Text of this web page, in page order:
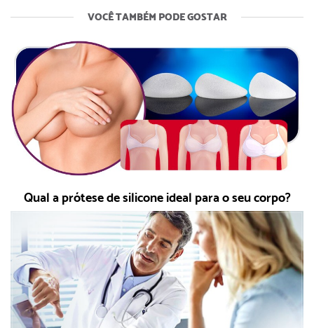
VOCÊ TAMBÉM PODE GOSTAR
Qual a prótese de silicone ideal para o seu corpo?